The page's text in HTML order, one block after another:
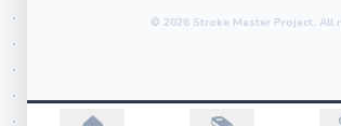
© 2026 Stroke Master Project. All